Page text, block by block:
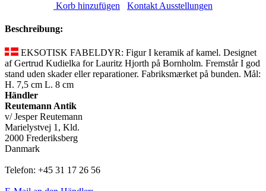
Korb hinzufügen Kontakt Ausstellungen
Beschreibung:
EKSOTISK FABELDYR: Figur I keramik af kamel. Designet
af Gertrud Kudielka for Lauritz Hjorth på Bornholm. Fremstår I god
stand uden skader eller reparationer. Fabriksmærket på bunden. Mål:
H. 7,5 cm L. 8 cm
Händler
Reutemann Antik
v/ Jesper Reutemann
Marielystvej 1, Kld.
2000 Frederiksberg
Danmark
Telefon: +45 31 17 26 56